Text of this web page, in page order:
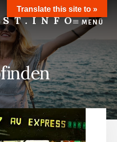
MENÜ
Translate this site to »